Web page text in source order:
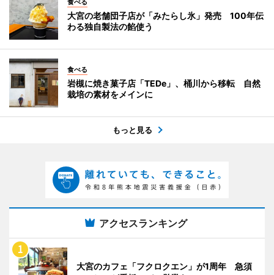
大宮の老舗団子店が「みたらし氷」発売 100年伝
わる独自製法の餡使う
食べる
岩槻に焼き菓子店「TEDe」、桶川から移転 自然
栽培の素材をメインに
もっと見る
アクセスランキング
大宮のカフェ「フクロクエン」が1周年 急須